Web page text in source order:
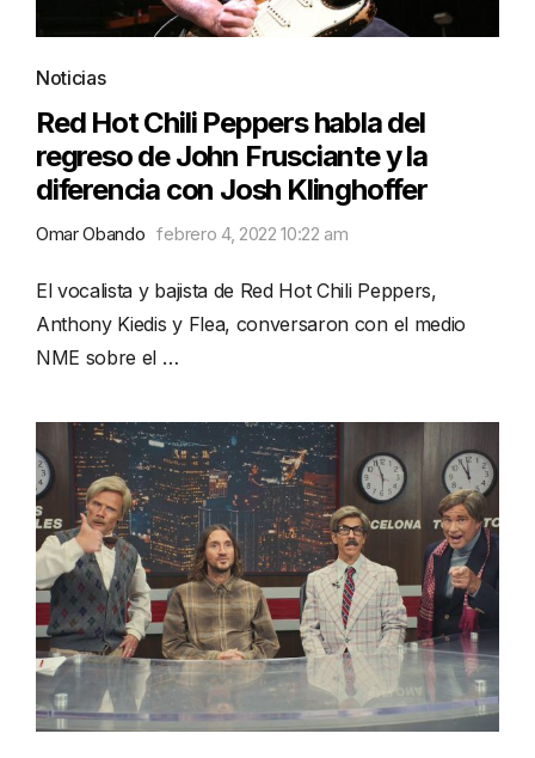
Noticias
Red Hot Chili Peppers habla del
regreso de John Frusciante y la
diferencia con Josh Klinghoffer
Omar Obando febrero 4, 2022 10:22 am
El vocalista y bajista de Red Hot Chili Peppers,
Anthony Kiedis y Flea, conversaron con el medio
NME sobre el …